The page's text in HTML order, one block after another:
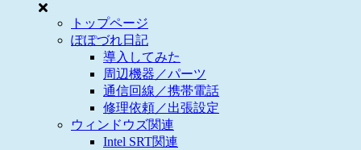
トップページ
ぽぽづれ日記
導入してみた
周辺機器／パーツ
通信回線／携帯電話
修理依頼／出張設定
ウィンドウズ関連
Intel SRT関連